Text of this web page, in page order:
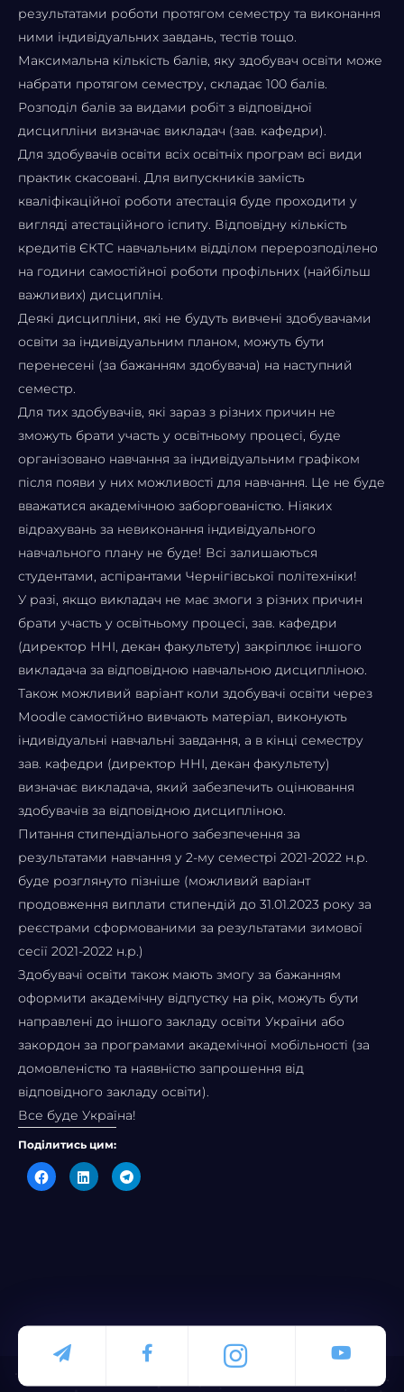
результатами роботи протягом семестру та виконання
ними індивідуальних завдань, тестів тощо.
Максимальна кількість балів, яку здобувач освіти може
набрати протягом семестру, складає 100 балів.
Розподіл балів за видами робіт з відповідної
дисципліни визначає викладач (зав. кафедри).
Для здобувачів освіти всіх освітніх програм всі види
практик скасовані. Для випускників замість
кваліфікаційної роботи атестація буде проходити у
вигляді атестаційного іспиту. Відповідну кількість
кредитів ЄКТС навчальним відділом перерозподілено
на години самостійної роботи профільних (найбільш
важливих) дисциплін.
Деякі дисципліни, які не будуть вивчені здобувачами
освіти за індивідуальним планом, можуть бути
перенесені (за бажанням здобувача) на наступний
семестр.
Для тих здобувачів, які зараз з різних причин не
зможуть брати участь у освітньому процесі, буде
організовано навчання за індивідуальним графіком
після появи у них можливості для навчання. Це не буде
вважатися академічною заборгованістю. Ніяких
відрахувань за невиконання індивідуального
навчального плану не буде! Всі залишаються
студентами, аспірантами Чернігівської політехніки!
У разі, якщо викладач не має змоги з різних причин
брати участь у освітньому процесі, зав. кафедри
(директор ННІ, декан факультету) закріплює іншого
викладача за відповідною навчальною дисципліною.
Також можливий варіант коли здобувачі освіти через
Мoodle самостійно вивчають матеріал, виконують
індивідуальні навчальні завдання, а в кінці семестру
зав. кафедри (директор ННІ, декан факультету)
визначає викладача, який забезпечить оцінювання
здобувачів за відповідною дисципліною.
Питання стипендіального забезпечення за
результатами навчання у 2-му семестрі 2021-2022 н.р.
буде розглянуто пізніше (можливий варіант
продовження виплати стипендій до 31.01.2023 року за
реєстрами сформованими за результатами зимової
сесії 2021-2022 н.р.)
Здобувачі освіти також мають змогу за бажанням
оформити академічну відпустку на рік, можуть бути
направлені до іншого закладу освіти України або
закордон за програмами академічної мобільності (за
домовленістю та наявністю запрошення від
відповідного закладу освіти).
Все буде Україна!
Поділитись цим:
Click
to
share
Click
to
share
Click
to